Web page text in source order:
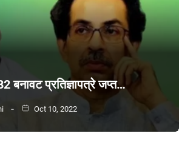
बनावट प्रतिज्ञापत्रे जप्त…
Oct 10, 2022